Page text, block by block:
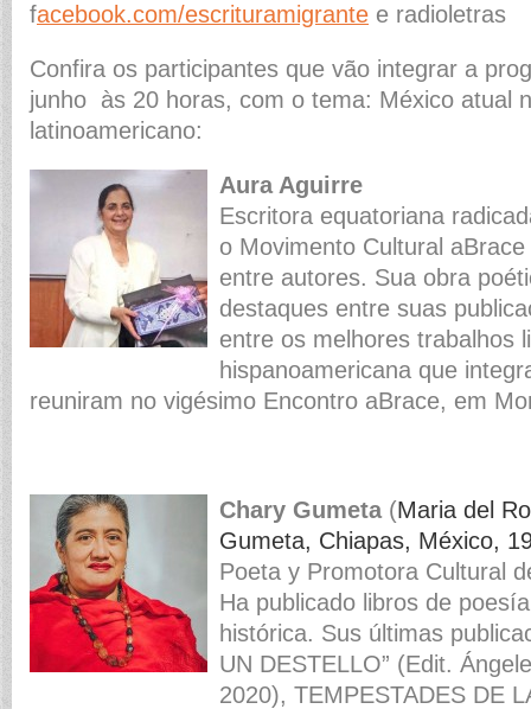
facebook.com/escrituramigrante e radioletras
Confira os participantes que vão integrar a
junho às 20 horas, com o tema: México atual
latinoamericano:
Aura Aguirre
Escritora equatoriana
o Movimento Cultural
entre autores. Sua obra
destaques entre suas
entre os melhores trabalhos
hispanoamericana que
reuniram no vigésimo Encontro aBrace, em
Chary Gumeta(Maria del
Gumeta, Chiapas, México,
Poeta y Promotora Cultural
Ha publicado libros de
histórica. Sus últimas
UN DESTELLO” (Edit.
2020), TEMPESTADES DE